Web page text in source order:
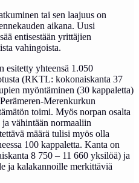
tai sen laajuus on
aikana. Uusi
entisestään yrittäjien
vahingoista.
esitetty yhteensä 1.050
(RKTL: kokonaiskanta 37
myöntäminen (30 kappaletta)
Merenkurkun
toimi. Myös norpan osalta
vähintään normaaliin
määrä tulisi myös olla
100 kappaletta. Kanta on
8 750 – 11 660 yksilöä) ja
ja kalakannoille merkittäviä